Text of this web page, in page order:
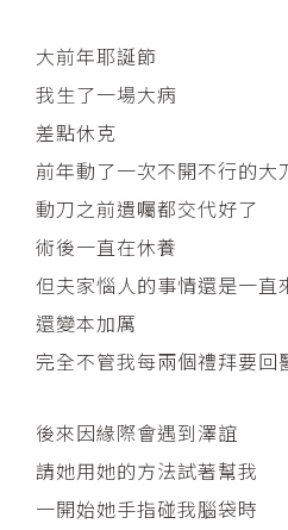
大前年耶誕節
我生了一場大病
差點休克
前年動了一次不開不行的大
動刀之前遺囑都交代好了
術後一直在休養
但夫家惱人的事情還是一直
還變本加厲
完全不管我每兩個禮拜要回
後來因緣際會遇到澤誼
請她用她的方法試著幫我
一開始她手指碰我腦袋時